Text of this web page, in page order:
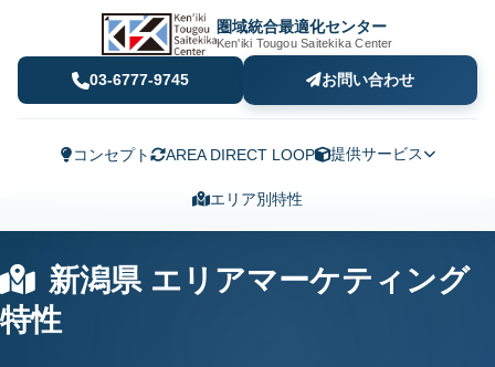
圏域統合最適化センター
Ken'iki Tougou Saitekika Center
03-6777-9745 お問い合わせ
コンセプト AREA DIRECT LOOP 提供サービス
エリア別特性
新潟県 エリアマーケティング
特性